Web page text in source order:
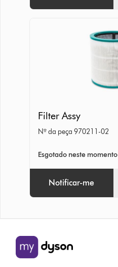
Assy
Filter Assy
Nº da peça 970211-02
Esgotado neste momento
Notificar-me